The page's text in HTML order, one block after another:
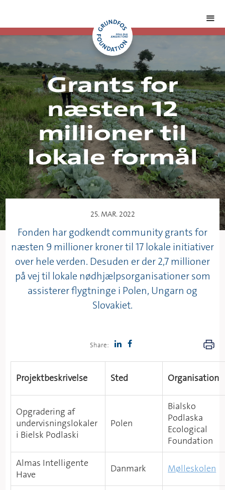
Grants for
næsten 12
millioner til
lokale formål
25. MAR. 2022
Fonden har godkendt community grants for
næsten 9 millioner kroner til 17 lokale initiativer
over hele verden. Desuden er der 2,7 millioner
på vej til lokale nødhjælpsorganisationer som
assisterer flygtninge i Polen, Ungarn og
Slovakiet.
Share:
Projektbeskrivelse Sted Organisation
Opgradering af
undervisningslokaler
i Bielsk Podlaski
Polen
Bialsko
Podlaska
Ecological
Foundation
Almas Intelligente
Have
Danmark Mølleskolen